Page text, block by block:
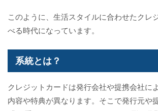
このように、生活スタイルに合わせたクレ
べる時代になっています。
系統とは？
クレジットカードは発行会社や提携会社に
内容や特典が異なります。そこで発行元や